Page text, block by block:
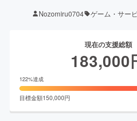
Nozomiru0704 ゲーム・サー
現在の支援総額
183,000
122%達成
目標金額150,000円